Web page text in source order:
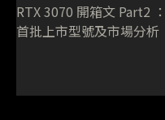
RTX 3070 開箱文 Part2 ：
首批上市型號及市場分析